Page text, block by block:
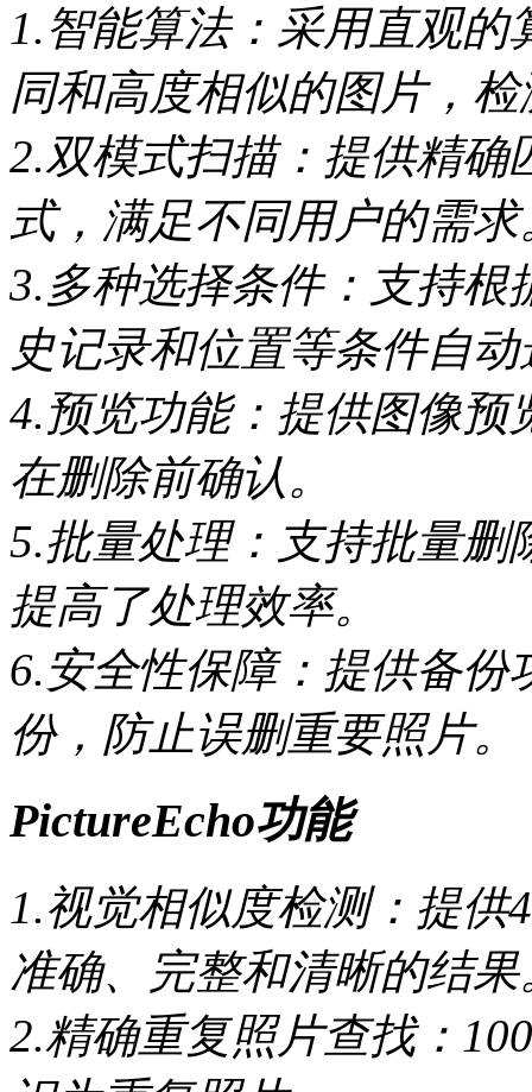
1.智能算法：采用直观
同和高度相似的图片，
2.双模式扫描：提供精确
式，满足不同用户的需求
3.多种选择条件：支持根
史记录和位置等条件自
4.预览功能：提供图像预
在删除前确认。
5.批量处理：支持批量删
提高了处理效率。
6.安全性保障：提供备
份，防止误删重要照片。
PictureEcho功能
1.视觉相似度检测：提供
准确、完整和清晰的结果
2.精确重复照片查找：